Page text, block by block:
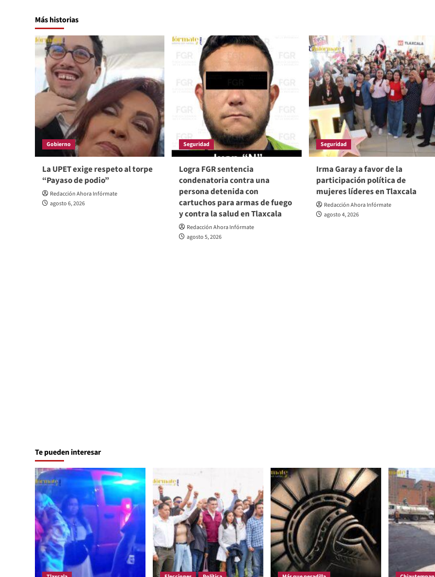
Más historias
Gobierno
La UPET exige respeto al torpe
“Payaso de podio”
Redacción Ahora Infórmate
agosto 6, 2026
Seguridad
Logra FGR sentencia
condenatoria contra una
persona detenida con
cartuchos para armas de fuego
y contra la salud en Tlaxcala
Redacción Ahora Infórmate
agosto 5, 2026
Seguridad
Irma Garay a favor de la
participación política de
mujeres líderes en Tlaxcala
Redacción Ahora Infórmate
agosto 4, 2026
Te pueden interesar